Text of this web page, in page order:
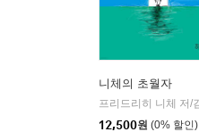
니체의 초월자
12,500원 (0% 할인)